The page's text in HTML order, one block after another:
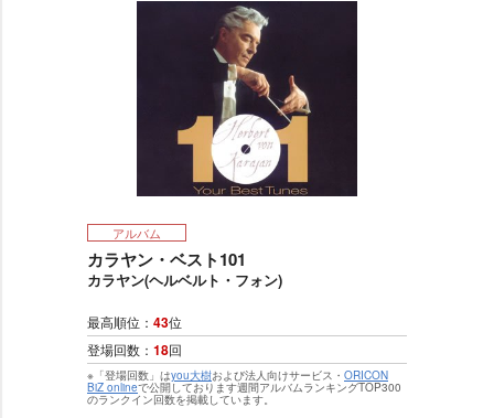
アルバム
カラヤン・ベスト101
カラヤン(ヘルベルト・フォン)
最高順位： 43位
登場回数： 18回
※「登場回数」はyou大樹および法人向けサービス・ ORICON
BiZ onlineで公開しております週間アルバムランキングTOP300
のランクイン回数を掲載しています。